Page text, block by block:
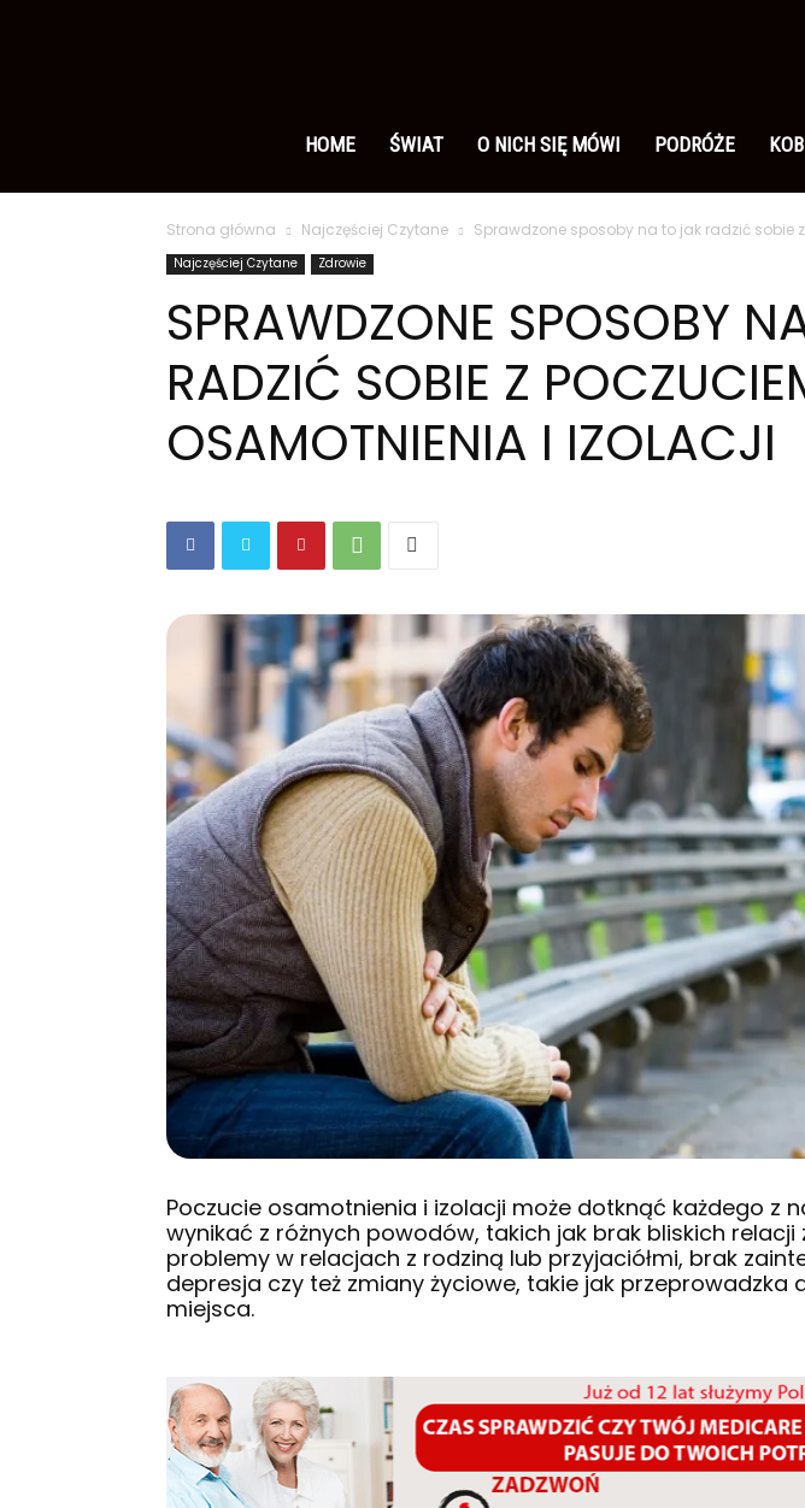
polsku
HOME ŚWIAT O NICH SIĘ MÓWI PODRÓŻE
Strona główna Najczęściej Czytane Sprawdzone sposoby na to jak radzić
Najczęściej Czytane Zdrowie
SPRAWDZONE SPOSOBY
RADZIĆ SOBIE Z
OSAMOTNIENIA I IZOLACJI
Poczucie osamotnienia i izolacji może dotknąć każdego z
wynikać z różnych powodów, takich jak brak bliskich relacji
problemy w relacjach z rodziną lub przyjaciółmi, brak
depresja czy też zmiany życiowe, takie jak przeprowadzka
miejsca.